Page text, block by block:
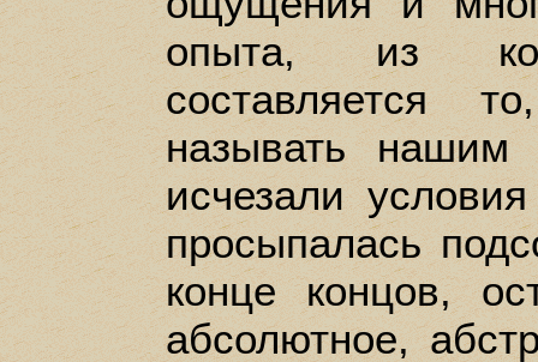
опыта, из
составляется
называть
исчезали
просыпалась
конце концов,
абсолютное,